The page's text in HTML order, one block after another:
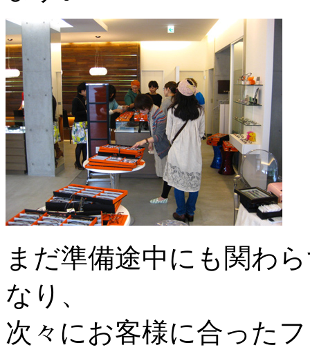
まだ準備途中にも関わ
なり、
次々にお客様に合った